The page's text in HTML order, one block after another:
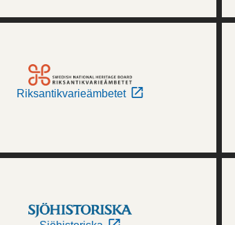
Riksantikvarieämbetet